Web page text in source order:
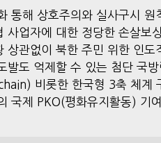
통해 상호주의와 실사구시 원
사업자에 대한 정당한 손살보
상관없이 북한 주민 위한 인도
발도 억제할 수 있는 첨단 국방
비롯한 한국형 3축 체계
국제 PKO(평화유지활동) 기